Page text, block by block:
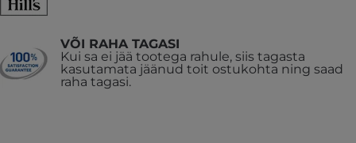
VÕI RAHA TAGASI
Kui sa ei jää tootega rahule, siis tagasta
kasutamata jäänud toit ostukohta ning saad
raha tagasi.